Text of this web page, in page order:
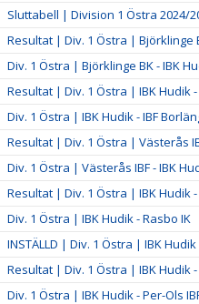
Sluttabell | Division 1 Östra 2024/
Resultat | Div. 1 Östra | Björklinge
Div. 1 Östra | Björklinge BK - IBK
Resultat | Div. 1 Östra | IBK Hudik -
Div. 1 Östra | IBK Hudik - IBF
Resultat | Div. 1 Östra | Västerås
Div. 1 Östra | Västerås IBF - IBK
Resultat | Div. 1 Östra | IBK Hudik -
Div. 1 Östra | IBK Hudik - Rasbo IK
INSTÄLLD | Div. 1 Östra | IBK
Resultat | Div. 1 Östra | IBK Hudik -
Div. 1 Östra | IBK Hudik - Per-Ols